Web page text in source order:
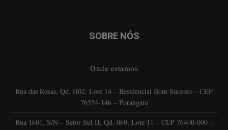
SOBRE NÓS
Onde estamos
Rua das Rosas, Qd. H02, Lote 14 – Residencial Bom Sucesso – CEP
76554-146 – Porangatu
Rua 1601, S/N – Setor Sul II, Qd. 069, Lote 11 – CEP 76400-000 –